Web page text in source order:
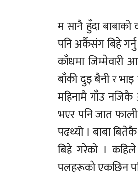
म सानै हुँदा
पनि अर्कैसंग बिहे
काँधमा जिम्मेवारी
बाँकी दुइ बैनी र भाइ
महिनामै गाँउ
भएर पनि जात
पढथ्यो । बाबा
बिहे गरेको ।
पलहरूकाे एकछिन